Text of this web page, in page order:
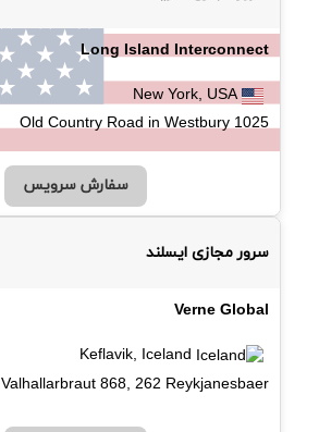
Long Island Interconnect
New York, USA
1025 Old Country Road in Westbury
سفارش سرویس
سرور مجازی ایسلند
Verne Global
Valhallarbraut 868, 262 Reykjanesbaer